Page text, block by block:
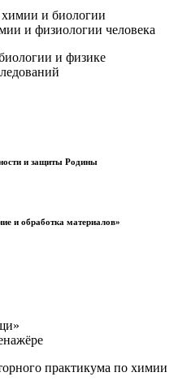
и биологии
и физиологии человека
и физике
и защиты Родины
и обработка материалов»
практикума по химии